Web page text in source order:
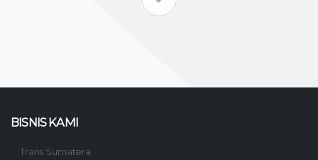
BISNIS KAMI
Trans Sumatera